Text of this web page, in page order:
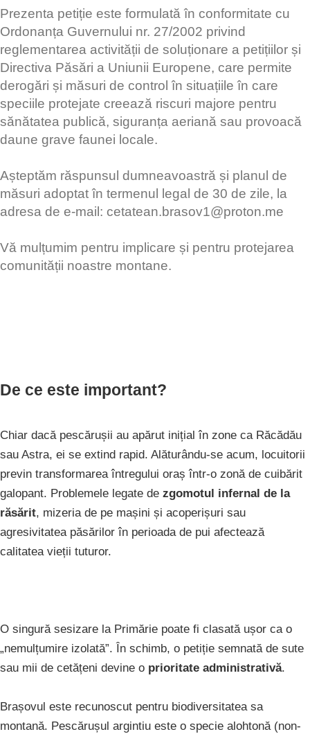
​Prezenta petiție este formulată în conformitate cu
Ordonanța Guvernului nr. 27/2002 privind
reglementarea activității de soluționare a petițiilor și
Directiva Păsări a Uniunii Europene, care permite
derogări și măsuri de control în situațiile în care
speciile protejate creează riscuri majore pentru
sănătatea publică, siguranța aeriană sau provoacă
daune grave faunei locale.
​Așteptăm răspunsul dumneavoastră și planul de
măsuri adoptat în termenul legal de 30 de zile, la
adresa de e-mail: cetatean.brasov1@proton.me
​Vă mulțumim pentru implicare și pentru protejarea
comunității noastre montane.
De ce este important?
Chiar dacă pescărușii au apărut inițial în zone ca Răcădău
sau Astra, ei se extind rapid. Alăturându-se acum, locuitorii
previn transformarea întregului oraș într-o zonă de cuibărit
galopant. Problemele legate de zgomotul infernal de la
răsărit, mizeria de pe mașini și acoperișuri sau
agresivitatea păsărilor în perioada de pui afectează
calitatea vieții tuturor.
​O singură sesizare la Primărie poate fi clasată ușor ca o
„nemulțumire izolată”. În schimb, o petiție semnată de sute
sau mii de cetățeni devine o prioritate administrativă.
​Brașovul este recunoscut pentru biodiversitatea sa
montană. Pescărușul argintiu este o specie alohtonă (non-